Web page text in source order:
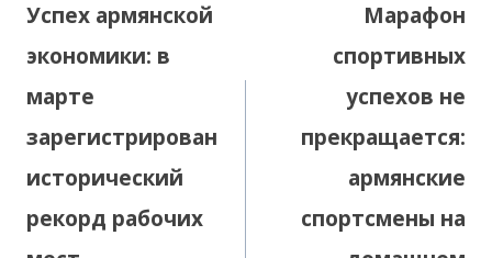
записям
Успех армянской
экономики: в
марте
зарегистрирован
исторический
рекорд рабочих
Марафон
спортивных
успехов не
прекращается:
армянские
спортсмены на